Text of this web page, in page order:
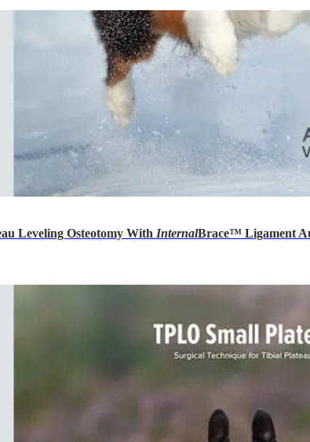
Leveling Osteotomy With InternalBrace™ Ligament